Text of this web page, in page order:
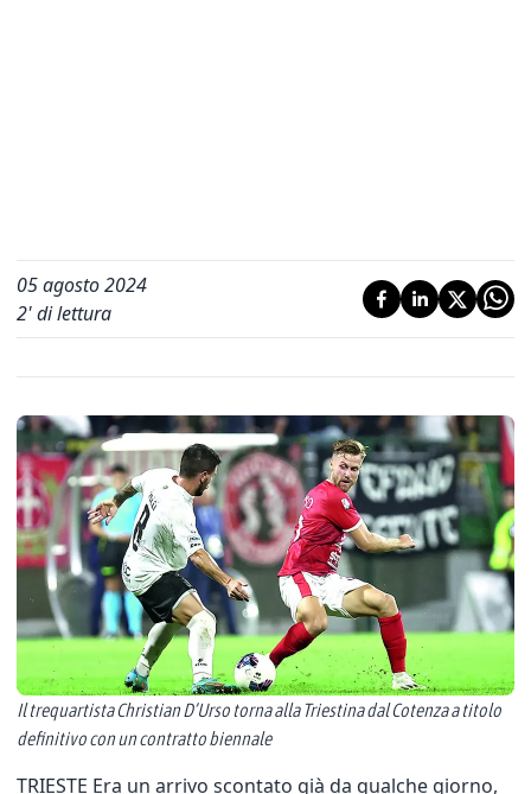
05 agosto 2024
2' di lettura
Il trequartista Christian D’Urso torna alla Triestina dal Cotenza a titolo
definitivo con un contratto biennale
TRIESTE Era un arrivo scontato già da qualche giorno,